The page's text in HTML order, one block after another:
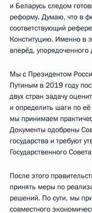
и Беларусь следом
реформу. Думаю, что в
соответствующий
Конституцию. Именно в
вперёд,
Мы с Президентом
Путиным в 2019 году
двух стран задачу
и определить шаги по
мы принимаем
Документы одобрены
государства и требуют
Государственного
После этого
принять меры по
решений. По сути, мы
совместного